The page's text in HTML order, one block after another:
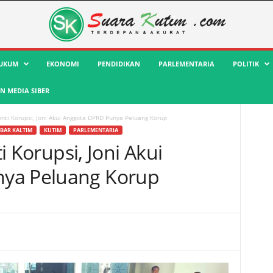
EKONOMI PENDIDIKAN PARLEMENTARIA POLITIK
MEDIA SIBER
Korupsi, Joni Akui Anggota DPRD Punya Peluang Korup
KALTIM KUTIM PARLEMENTARIA
Korupsi, Joni Akui
Peluang Korup